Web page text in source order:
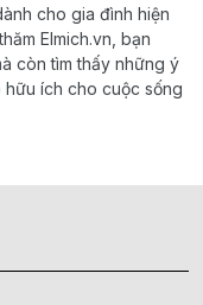
cho gia đình hiện
Elmich.vn, bạn
còn tìm thấy những ý
ích cho cuộc sống